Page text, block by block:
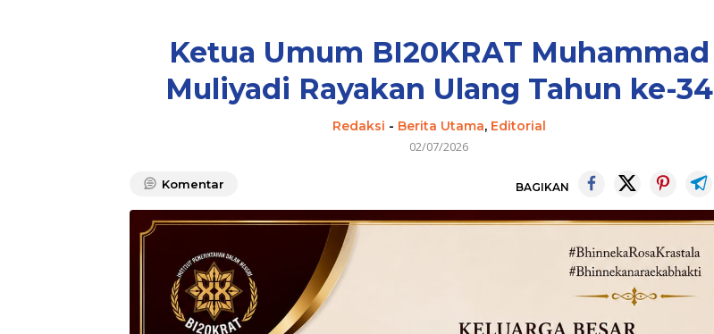
Ketua Umum BI20KRAT Muhammad
Muliyadi Rayakan Ulang Tahun ke-34
Redaksi - Berita Utama, Editorial
02/07/2026
Komentar BAGIKAN